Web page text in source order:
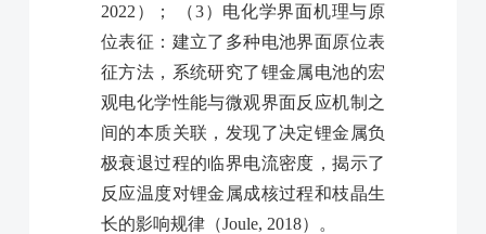
2022）； （3）电化学界面机理与原
位表征：建立了多种电池界面原位表
征方法，系统研究了锂金属电池的宏
观电化学性能与微观界面反应机制之
间的本质关联，发现了决定锂金属负
极衰退过程的临界电流密度，揭示了
反应温度对锂金属成核过程和枝晶生
长的影响规律（Joule, 2018）。